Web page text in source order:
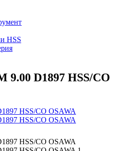
HSS
9.00 D1897 HSS/CO